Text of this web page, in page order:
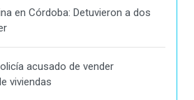
en Córdoba: Detuvieron a dos
acusado de vender
viviendas